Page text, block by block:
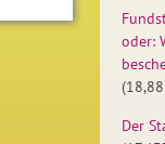
oder:
Der